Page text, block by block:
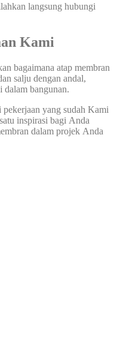
langsung hubungi
Kami
bagaimana atap membran
salju dengan andal,
dalam bangunan.
yang sudah Kami
inspirasi bagi Anda
dalam projek Anda